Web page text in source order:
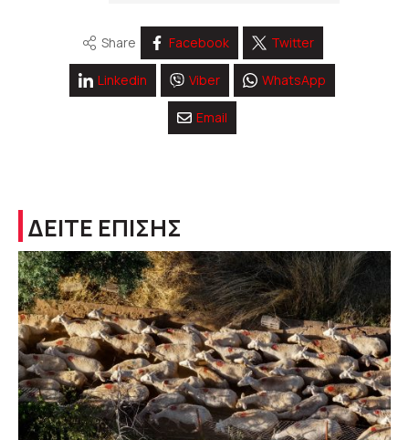
Share Facebook Twitter
Linkedin Viber WhatsApp
Email
ΔΕΙΤΕ ΕΠΙΣΗΣ